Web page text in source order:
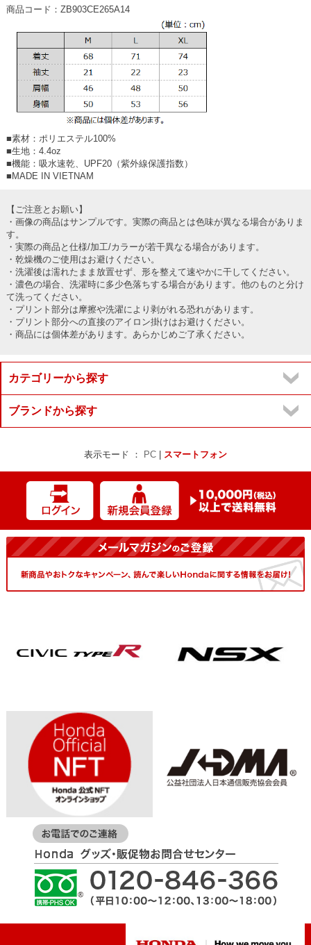
商品コード：ZB903CE265A14
■素材：ポリエステル100%
■生地：4.4oz
■機能：吸水速乾、UPF20（紫外線保護指数）
■MADE IN VIETNAM
【ご注意とお願い】
・画像の商品はサンプルです。実際の商品とは色味が異なる場合がありま
す。
・実際の商品と仕様/加工/カラーが若干異なる場合があります。
・乾燥機のご使用はお避けください。
・洗濯後は濡れたまま放置せず、形を整えて速やかに干してください。
・濃色の場合、洗濯時に多少色落ちする場合があります。他のものと分け
て洗ってください。
・プリント部分は摩擦や洗濯により剥がれる恐れがあります。
・プリント部分への直接のアイロン掛けはお避けください。
・商品には個体差があります。あらかじめご了承ください。
カテゴリーから探す
ブランドから探す
表示モード ： PC スマートフォン